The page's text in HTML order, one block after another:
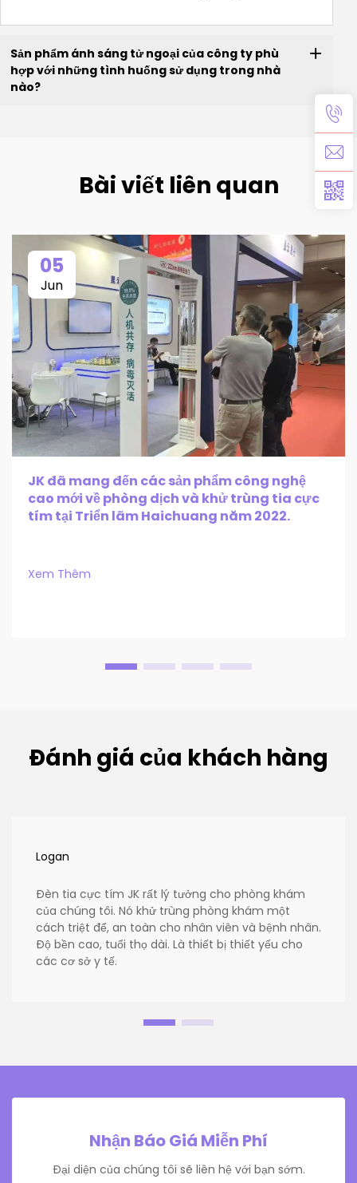
Sản phẩm ánh sáng tử ngoại của công ty phù
hợp với những tình huống sử dụng trong nhà
nào?
Bài viết liên quan
05
Jun
JK đã mang đến các sản phẩm công nghệ
cao mới về phòng dịch và khử trùng tia cực
tím tại Triển lãm Haichuang năm 2022.
Xem Thêm
Đánh giá của khách hàng
Logan
Đèn tia cực tím JK rất lý tưởng cho phòng khám
của chúng tôi. Nó khử trùng phòng khám một
cách triệt để, an toàn cho nhân viên và bệnh nhân.
Độ bền cao, tuổi thọ dài. Là thiết bị thiết yếu cho
các cơ sở y tế.
Nhận Báo Giá Miễn Phí
Đại diện của chúng tôi sẽ liên hệ với bạn sớm.